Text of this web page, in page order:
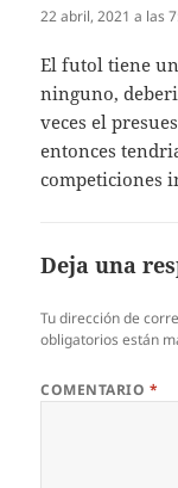
22 abril, 2021 a las
El futol tiene
ninguno,
veces el
entonces
competiciones
Deja una
Tu dirección de
obligatorios están
COMENTARIO *